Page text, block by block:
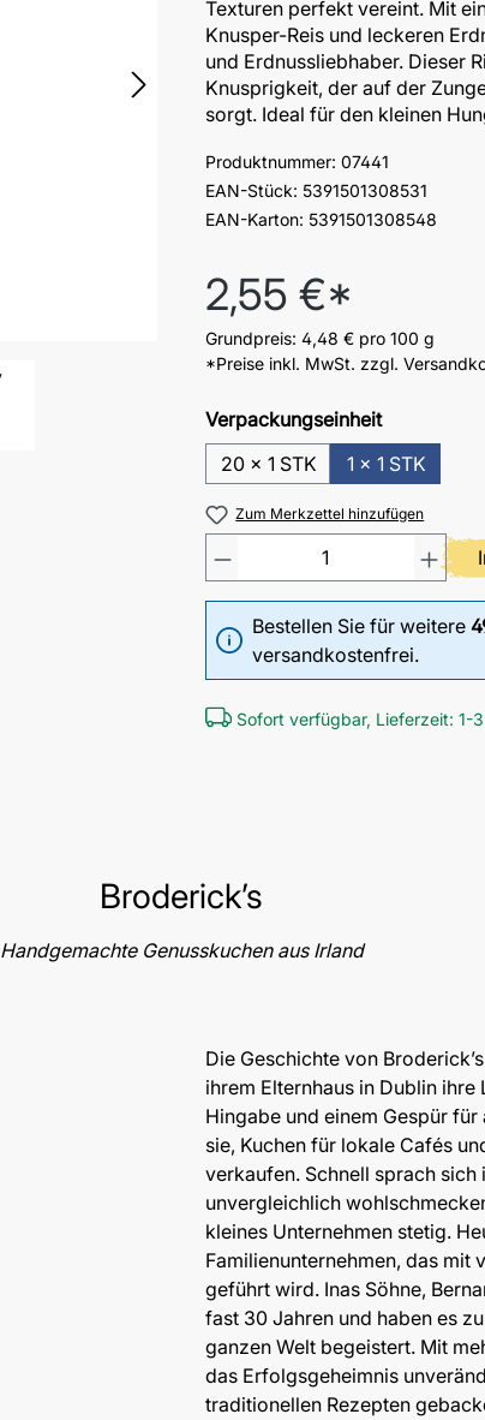
Texturen perfekt vereint. Mit
Knusper-Reis und leckeren
und Erdnussliebhaber. Dieser
Knusprigkeit, der auf der
sorgt. Ideal für den kleinen
Produktnummer: 07441
EAN-Stück: 5391501308531
EAN-Karton: 5391501308548
Regulärer Preis:
2,55 €*
Grundpreis: 4,48 € pro 100 g
*Preise inkl. MwSt. zzgl.
Verpackungseinheit
20 x 1 STK
1 x 1 STK
Zum Merkzettel hinzufügen
Bestellen Sie für weitere
versandkostenfrei.
Sofort verfügbar, Lieferzeit: 1-
Broderick’s
Handgemachte Genusskuchen aus Irland
Die Geschichte von
ihrem Elternhaus in Dublin
Hingabe und einem Gespür
sie, Kuchen für lokale Cafés
verkaufen. Schnell sprach
unvergleichlich
kleines Unternehmen stetig.
Familienunternehmen, das mit
geführt wird. Inas Söhne,
fast 30 Jahren und haben es
ganzen Welt begeistert. Mit
das Erfolgsgeheimnis
traditionellen Rezepten